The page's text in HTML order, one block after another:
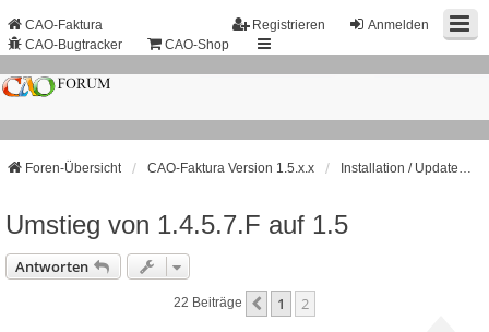
Anmelden
Registrieren
CAO-Faktura
CAO-Bugtracker
CAO-Shop
Foren-Übersicht CAO-Faktura Version 1.5.x.x
Umstieg von 1.4.5.7.F auf 1.5
Antworten
22 Beiträge Vorherige
1 2